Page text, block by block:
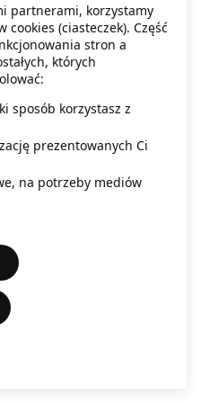
.
partnerami, korzystamy
(ciasteczek). Część
stron a
których
sposób korzystasz z
prezentowanych Ci
na potrzeby mediów